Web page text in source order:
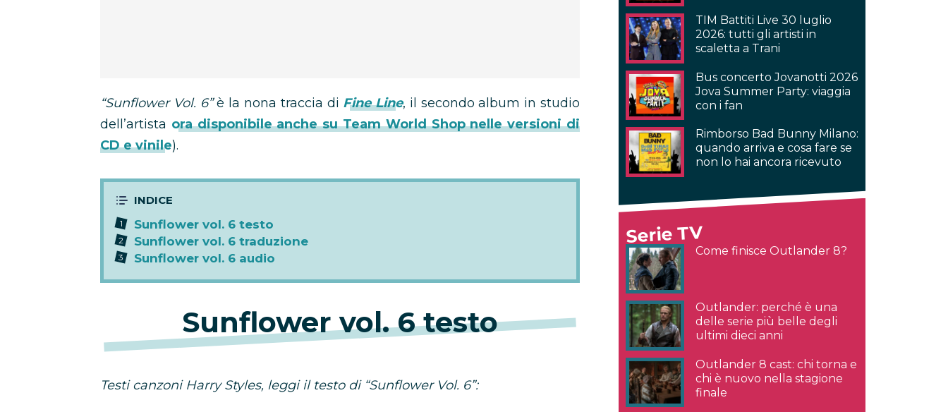
“Sunflower Vol. 6”è la nona traccia di Fine Line, il secondo album in studio
dell’artista ora disponibile anche su Team World Shop nelle versioni di
CD e vinile).
Sunflower vol. 6 testo
Sunflower vol. 6 traduzione
Sunflower vol. 6 audio
Sunflower vol. 6 testo
Testi canzoni Harry Styles, leggi il testo di “Sunflower Vol. 6”:
TIM Battiti Live 30 luglio
2026: tutti gli artisti in
scaletta a Trani
Bus concerto Jovanotti 2026
Jova Summer Party: viaggia
con i fan
Rimborso Bad Bunny Milano:
quando arriva e cosa fare se
non lo hai ancora ricevuto
Serie TV
Come finisce Outlander 8?
Outlander: perché è una
delle serie più belle degli
ultimi dieci anni
Outlander 8 cast: chi torna e
chi è nuovo nella stagione
finale